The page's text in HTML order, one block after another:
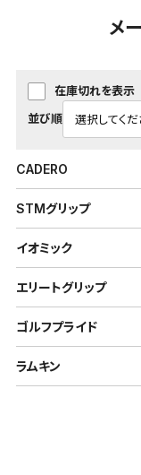
メ
在庫切れを表示
並び順
CADERO
STMグリップ
イオミック
エリートグリップ
ゴルフプライド
ラムキン